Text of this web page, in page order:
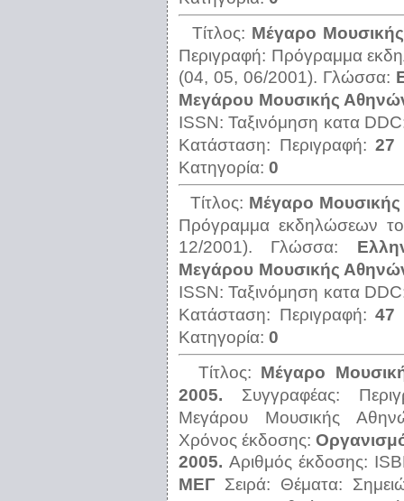
Τίτλος: Μέγαρο
Περιγραφή: Πρόγραμμα
(04, 05, 06/2001). Γλώσσα:
Μεγάρου Μουσικής
ISSN:Ταξινόμηση κατα
Κατάσταση: Περιγραφή:27
Κατηγορία: 0
Τίτλος: Μέγαρο
Πρόγραμμα εκδηλώσεων
12/2001).
Γλώσσα:
Μεγάρου Μουσικής
ISSN:Ταξινόμηση κατα
Κατάσταση: Περιγραφή:47
Κατηγορία: 0
Τίτλος: Μέγαρο
2005.
Συγγραφέας:
Μεγάρου Μουσικής
Χρόνος έκδοσης:
2005. Αριθμός έκδοσης:
ΜΕΓ Σειρά: Θέματα: